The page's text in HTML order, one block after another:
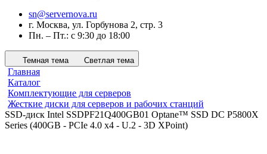
sn@servernova.ru
г. Москва, ул. Горбунова 2, стр. 3
Пн. – Пт.: с 9:30 до 18:00
Темная тема Светлая тема
Главная
Каталог
Комплектующие для серверов
Жесткие диски для серверов и рабочих станций
SSD-диск Intel SSDPF21Q400GB01 Optane™ SSD DC P5800X
Series (400GB - PCIe 4.0 x4 - U.2 - 3D XPoint)